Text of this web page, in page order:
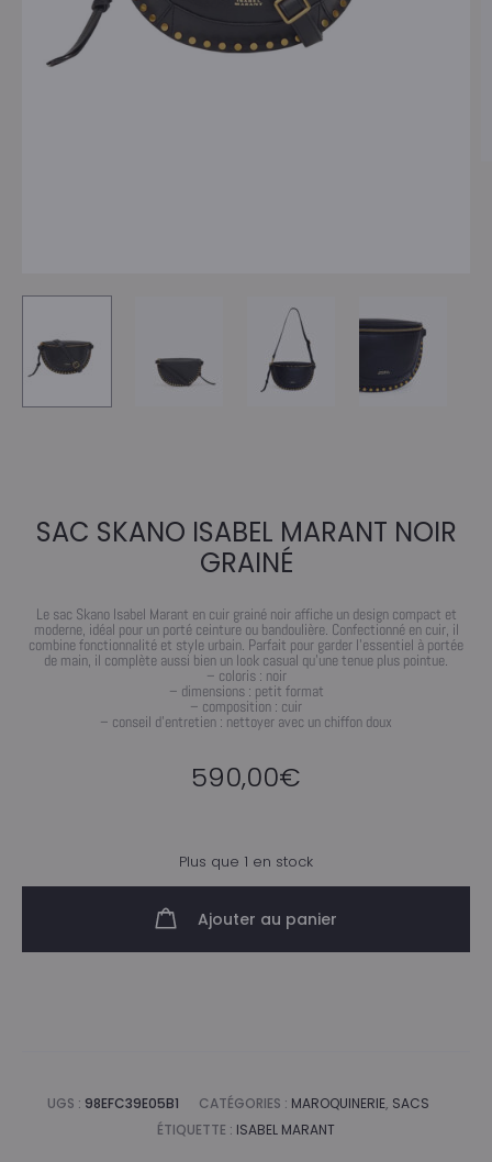
SAC SKANO ISABEL MARANT NOIR
GRAINÉ
Le sac Skano Isabel Marant en cuir grainé noir affiche un design compact et
moderne, idéal pour un porté ceinture ou bandoulière. Confectionné en cuir, il
combine fonctionnalité et style urbain. Parfait pour garder l’essentiel à portée
de main, il complète aussi bien un look casual qu’une tenue plus pointue.
– coloris : noir
– dimensions : petit format
– composition : cuir
– conseil d’entretien : nettoyer avec un chiffon doux
590,00€
Plus que 1 en stock
Ajouter au panier
UGS : 98EFC39E05B1 CATÉGORIES : MAROQUINERIE, SACS
ÉTIQUETTE : ISABEL MARANT